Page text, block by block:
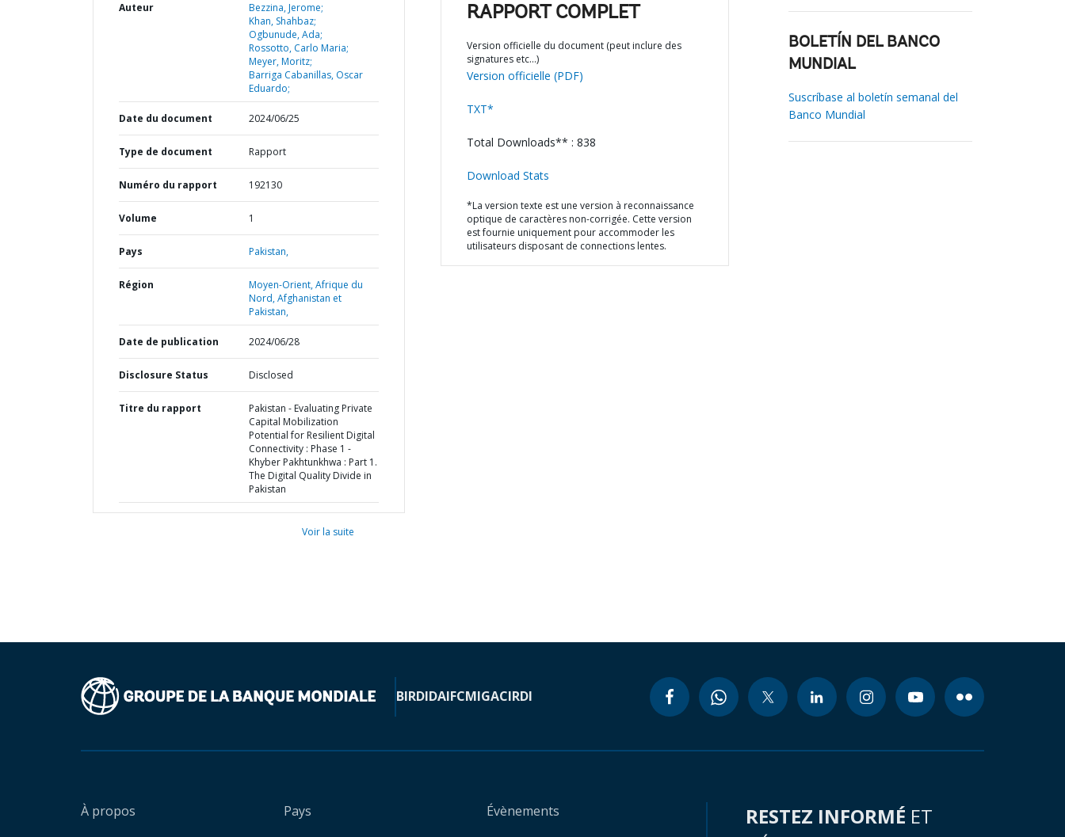
Auteur
Bezzina, Jerome;
Khan, Shahbaz;
Ogbunude, Ada;
Rossotto, Carlo Maria;
Meyer, Moritz;
Barriga Cabanillas, Oscar
Eduardo;
Date du document 2024/06/25
Type de document Rapport
Numéro du rapport 192130
Volume 1
Pays Pakistan,
Région
Moyen-Orient, Afrique du
Nord, Afghanistan et
Pakistan,
Date de publication 2024/06/28
Disclosure Status Disclosed
Titre du rapport
Pakistan - Evaluating Private
Capital Mobilization
Potential for Resilient Digital
Connectivity : Phase 1 -
Khyber Pakhtunkhwa : Part 1.
The Digital Quality Divide in
Pakistan
Voir la suite
RAPPORT COMPLET
Version officielle du document (peut inclure des
signatures etc…)
Version officielle (PDF)
TXT*
Total Downloads** : 838
Download Stats
*La version texte est une version à reconnaissance
optique de caractères non-corrigée. Cette version
est fournie uniquement pour accommoder les
utilisateurs disposant de connections lentes.
BOLETÍN DEL BANCO
MUNDIAL
Suscríbase al boletín semanal del
Banco Mundial
BIRDIDAIFCMIGACIRDI
À propos
Pays
Évènements
RESTEZ INFORMÉ ET